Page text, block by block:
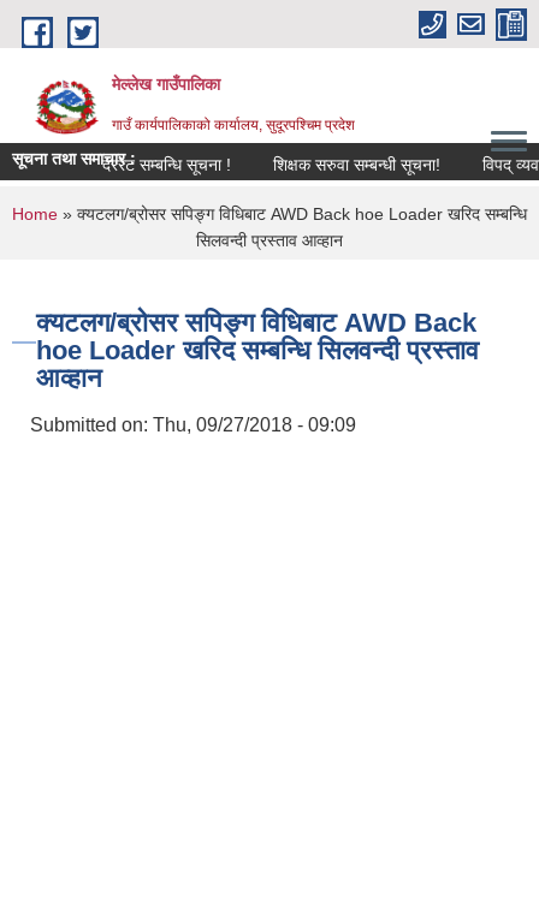
Skip to main content
मेल्लेख गाउँपालिका
गाउँ कार्यपालिकाको कार्यालय, सुदूरपश्चिम प्रदेश
सूचना तथा समाचार :
दररेट सम्बन्धि सूचना ! शिक्षक सरुवा सम्बन्धी सूचना! विपद्
You are here
Home » क्यटलग/ब्रोसर सपिङ्ग विधिबाट AWD Back hoe Loader खरिद सम्बन्धि
सिलवन्दी प्रस्ताव आव्हान
क्यटलग/ब्रोसर सपिङ्ग विधिबाट AWD Back
hoe Loader खरिद सम्बन्धि सिलवन्दी प्रस्ताव
आव्हान
Submitted on: Thu, 09/27/2018 - 09:09